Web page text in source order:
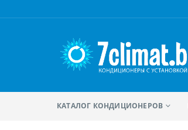
КАТАЛОГ КОНДИЦИОНЕРОВ